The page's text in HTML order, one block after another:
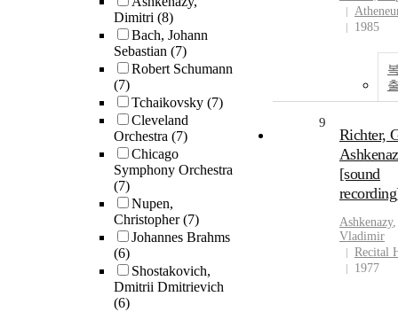
Dimitri (8)
Bach, Johann
Sebastian (7)
Robert Schumann
(7)
Tchaikovsky (7)
Cleveland
Orchestra (7)
Chicago
Symphony Orchestra
(7)
Nupen,
Christopher(7)
Johannes Brahms
(6)
Shostakovich,
Dmitrii Dmitrievich
(6)
1985
9
Richter,
[sound
Ashkenazy,
Vladimir
Recital
1977